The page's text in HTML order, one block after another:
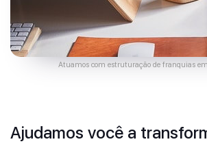
Atuamos com estruturação de franquias
Ajudamos você a